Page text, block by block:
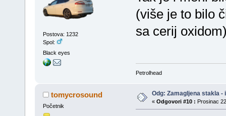
Postova: 1232
Spol:
Black eyes
(više je to bilo
sa cerij
Petrolhead
tomycrosound
Početnik
Odg: Zamagljena stakla -
« Odgovori #10 : Prosinac